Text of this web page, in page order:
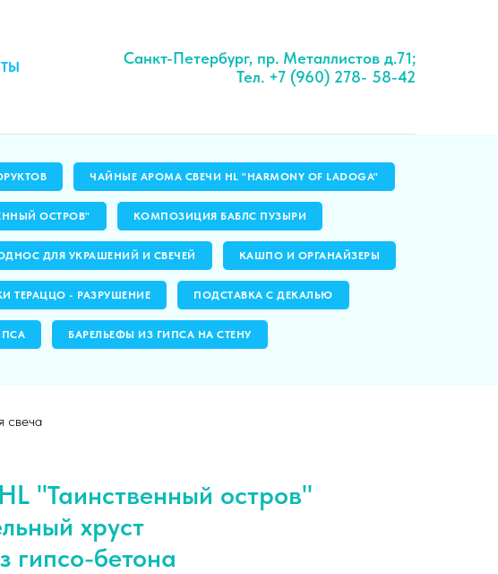
Санкт-Петербург, пр. Металлистов д.71;
Тел. +7 (960) 278- 58-42
ЧАЙНЫЕ АРОМА СВЕЧИ HL "HARMONY OF LADOGA"
ОСТРОВ" КОМПОЗИЦИЯ БАБЛС ПУЗЫРИ
ДЛЯ УКРАШЕНИЙ И СВЕЧЕЙ КАШПО И ОРГАНАЙЗЕРЫ
ТЕРАЦЦО - РАЗРУШЕНИЕ ПОДСТАВКА С ДЕКАЛЬЮ
БАРЕЛЬЕФЫ ИЗ ГИПСА НА СТЕНУ
свеча
"Таинственный остров"
хруст
гипсо-бетона